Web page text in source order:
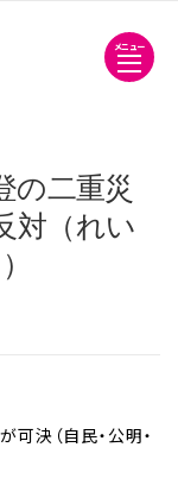
メニュー
の二重災
対（れい
決（自民・公明・